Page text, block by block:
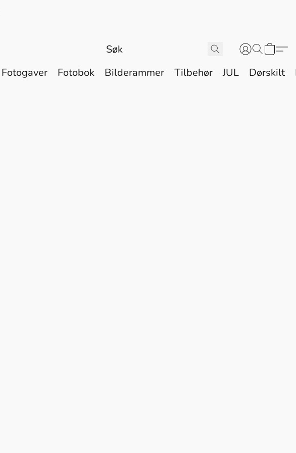
Fotogaver Fotobok Bilderammer Tilbehør JUL Dørskilt